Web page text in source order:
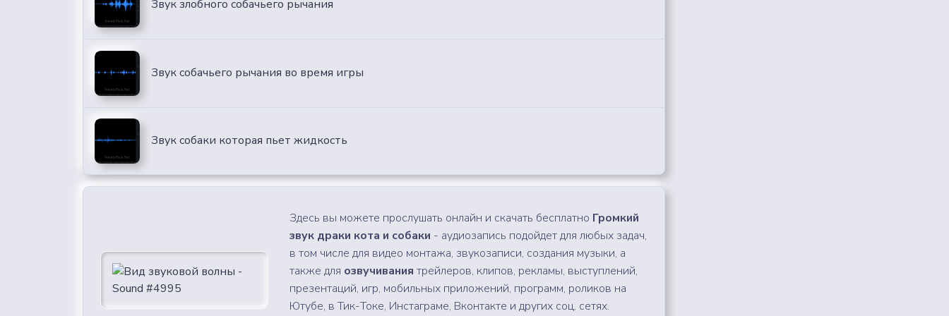
Звук злобного собачьего рычания
Звук собачьего рычания во время игры
Звук собаки которая пьет жидкость
Здесь вы можете прослушать онлайн и скачать бесплатно Громкий
звук драки кота и собаки - аудиозапись подойдет для любых задач,
в том числе для видео монтажа, звукозаписи, создания музыки, а
также для озвучивания трейлеров, клипов, рекламы, выступлений,
презентаций, игр, мобильных приложений, программ, роликов на
Ютубе, в Тик-Токе, Инстаграме, Вконтакте и других соц. сетях.